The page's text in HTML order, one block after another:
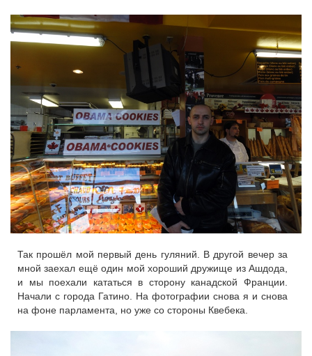
Так прошёл мой первый день гуляний. В другой вечер за
мной заехал ещё один мой хороший дружище из Ашдода,
и мы поехали кататься в сторону канадской Франции.
Начали с города Гатино. На фотографии снова я и снова
на фоне парламента, но уже со стороны Квебека.